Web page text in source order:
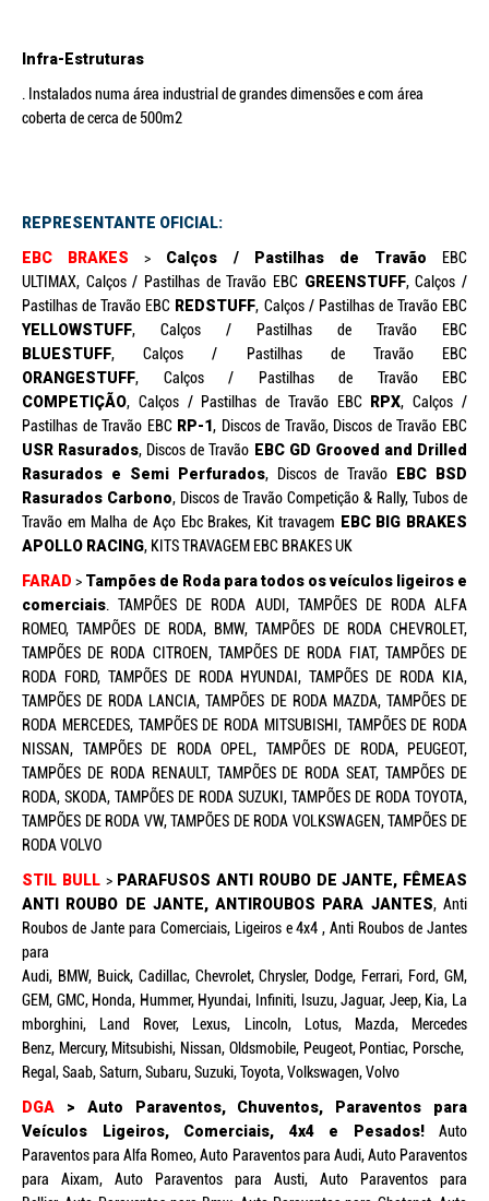
Infra-Estruturas
. Instalados numa área industrial de grandes dimensões e com área
coberta de cerca de 500m2
REPRESENTANTE OFICIAL:
EBC BRAKES
> Calços / Pastilhas de Travão EBC
ULTIMAX, Calços / Pastilhas de Travão EBC GREENSTUFF, Calços /
Pastilhas de Travão EBC REDSTUFF, Calços / Pastilhas de Travão EBC
YELLOWSTUFF, Calços / Pastilhas de Travão EBC
BLUESTUFF, Calços / Pastilhas de Travão EBC
ORANGESTUFF, Calços / Pastilhas de Travão EBC
COMPETIÇÃO, Calços / Pastilhas de Travão EBC RPX, Calços /
Pastilhas de Travão EBC RP-1, Discos de Travão, Discos de Travão EBC
USR Rasurados, Discos de Travão EBC GD Grooved and Drilled
Rasurados e Semi Perfurados, Discos de Travão EBC BSD
Rasurados Carbono, Discos de Travão Competição & Rally, Tubos de
Travão em Malha de Aço Ebc Brakes, Kit travagem EBC BIG BRAKES
APOLLO RACING, KITS TRAVAGEM EBC BRAKES UK
FARAD > Tampões de Roda para todos os veículos ligeiros e
comerciais. TAMPÕES DE RODA AUDI, TAMPÕES DE RODA ALFA
ROMEO, TAMPÕES DE RODA, BMW, TAMPÕES DE RODA CHEVROLET,
TAMPÕES DE RODA CITROEN, TAMPÕES DE RODA FIAT, TAMPÕES DE
RODA FORD, TAMPÕES DE RODA HYUNDAI, TAMPÕES DE RODA KIA,
TAMPÕES DE RODA LANCIA, TAMPÕES DE RODA MAZDA, TAMPÕES DE
RODA MERCEDES, TAMPÕES DE RODA MITSUBISHI, TAMPÕES DE RODA
NISSAN, TAMPÕES DE RODA OPEL, TAMPÕES DE RODA, PEUGEOT,
TAMPÕES DE RODA RENAULT, TAMPÕES DE RODA SEAT, TAMPÕES DE
RODA, SKODA, TAMPÕES DE RODA SUZUKI, TAMPÕES DE RODA TOYOTA,
TAMPÕES DE RODA VW, TAMPÕES DE RODA VOLKSWAGEN, TAMPÕES DE
RODA VOLVO
STIL BULL > PARAFUSOS ANTI ROUBO DE JANTE, FÊMEAS
ANTI ROUBO DE JANTE, ANTIROUBOS PARA JANTES, Anti
Roubos de Jante para Comerciais, Ligeiros e 4x4 , Anti Roubos de Jantes
para
Audi, BMW, Buick, Cadillac, Chevrolet, Chrysler, Dodge, Ferrari, Ford, GM,
GEM, GMC, Honda, Hummer, Hyundai, Infiniti, Isuzu, Jaguar, Jeep, Kia, La
mborghini, Land Rover, Lexus, Lincoln, Lotus, Mazda, Mercedes
Benz, Mercury, Mitsubishi, Nissan, Oldsmobile, Peugeot, Pontiac, Porsche,
Regal, Saab, Saturn, Subaru, Suzuki, Toyota, Volkswagen, Volvo
DGA > Auto Paraventos, Chuventos, Paraventos para
Veículos Ligeiros, Comerciais, 4x4 e Pesados! Auto
Paraventos para Alfa Romeo, Auto Paraventos para Audi, Auto Paraventos
para Aixam, Auto Paraventos para Austi, Auto Paraventos para